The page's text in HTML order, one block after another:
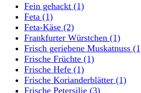
Fein gehackt (1)
Feta (1)
Feta-Käse (2)
Frankfurter Würstchen (1)
Frisch geriebene Muskatnuss
Frische Früchte (1)
Frische Hefe (1)
Frische Korianderblätter (1)
Frische Petersilie (3)